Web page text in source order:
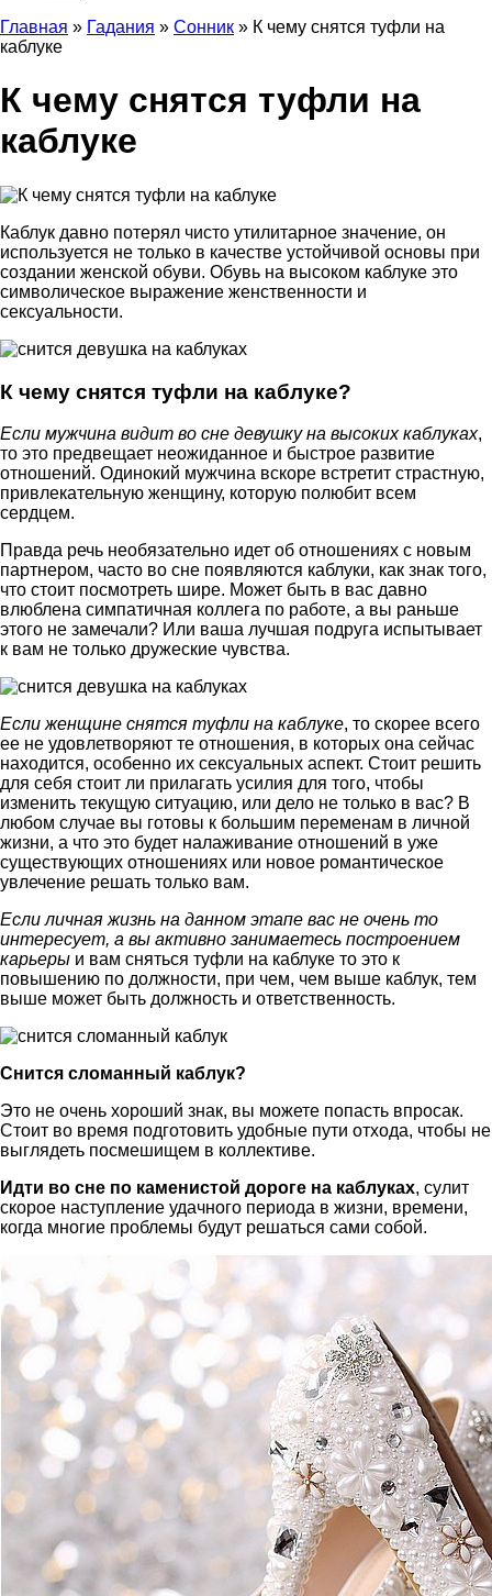
Вы здесь
Главная » Гадания » Сонник » К чему снятся туфли на
каблуке
К чему снятся туфли на
каблуке
Каблук давно потерял чисто утилитарное значение, он
используется не только в качестве устойчивой основы при
создании женской обуви. Обувь на высоком каблуке это
символическое выражение женственности и
сексуальности.
К чему снятся туфли на каблуке?
Если мужчина видит во сне девушку на высоких каблуках,
то это предвещает неожиданное и быстрое развитие
отношений. Одинокий мужчина вскоре встретит страстную,
привлекательную женщину, которую полюбит всем
сердцем.
Правда речь необязательно идет об отношениях с новым
партнером, часто во сне появляются каблуки, как знак того,
что стоит посмотреть шире. Может быть в вас давно
влюблена симпатичная коллега по работе, а вы раньше
этого не замечали? Или ваша лучшая подруга испытывает
к вам не только дружеские чувства.
Если женщине снятся туфли на каблуке, то скорее всего
ее не удовлетворяют те отношения, в которых она сейчас
находится, особенно их сексуальных аспект. Стоит решить
для себя стоит ли прилагать усилия для того, чтобы
изменить текущую ситуацию, или дело не только в вас? В
любом случае вы готовы к большим переменам в личной
жизни, а что это будет налаживание отношений в уже
существующих отношениях или новое романтическое
увлечение решать только вам.
Если личная жизнь на данном этапе вас не очень то
интересует, а вы активно занимаетесь построением
карьеры и вам сняться туфли на каблуке то это к
повышению по должности, при чем, чем выше каблук, тем
выше может быть должность и ответственность.
Снится сломанный каблук?
Это не очень хороший знак, вы можете попасть впросак.
Стоит во время подготовить удобные пути отхода, чтобы не
выглядеть посмешищем в коллективе.
Идти во сне по каменистой дороге на каблуках, сулит
скорое наступление удачного периода в жизни, времени,
когда многие проблемы будут решаться сами собой.